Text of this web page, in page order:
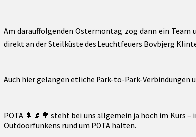
Am darauffolgenden Ostermontag zog dann ein Team
direkt an der Steilküste des Leuchtfeuers Bovbjerg
Auch hier gelangen etliche Park-to-Park-Verbindungen
POTA 🌲📡🌳 steht bei uns allgemein ja hoch im Kurs –
Outdoorfunkens rund um POTA halten.